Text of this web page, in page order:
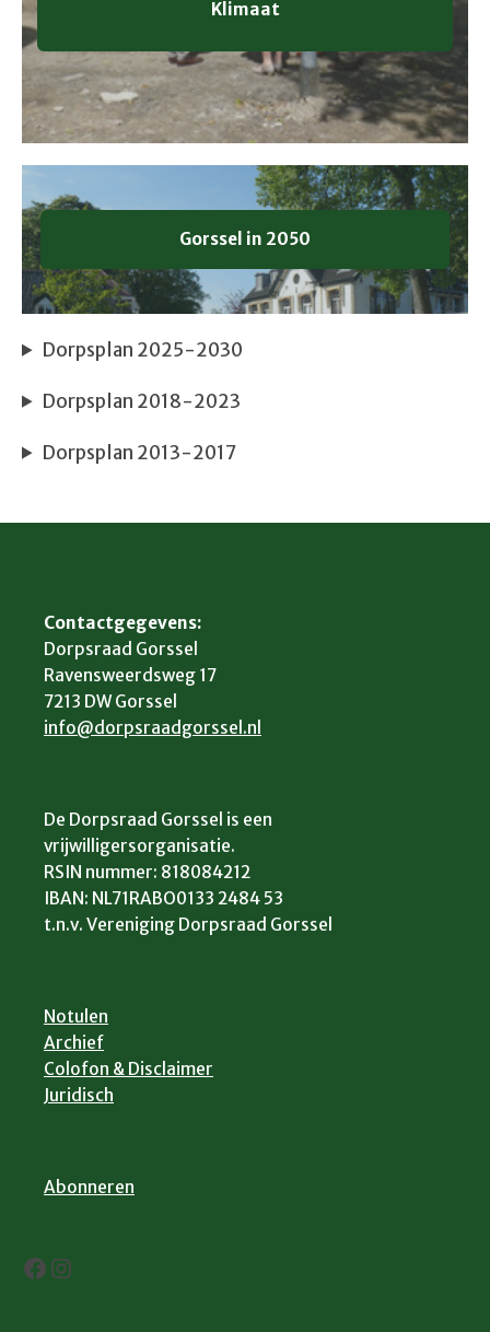
Klimaat
Gorssel in 2050
Dorpsplan 2025-2030
Dorpsplan 2018-2023
Dorpsplan 2013-2017
Contactgegevens:
Dorpsraad Gorssel
Ravensweerdsweg 17
7213 DW Gorssel
info@dorpsraadgorssel.nl
De Dorpsraad Gorssel is een
vrijwilligersorganisatie.
RSIN nummer: 818084212
IBAN: NL71RABO0133 2484 53
t.n.v. Vereniging Dorpsraad Gorssel
Notulen
Archief
Colofon & Disclaimer
Juridisch
Abonneren
Facebook
Instagram